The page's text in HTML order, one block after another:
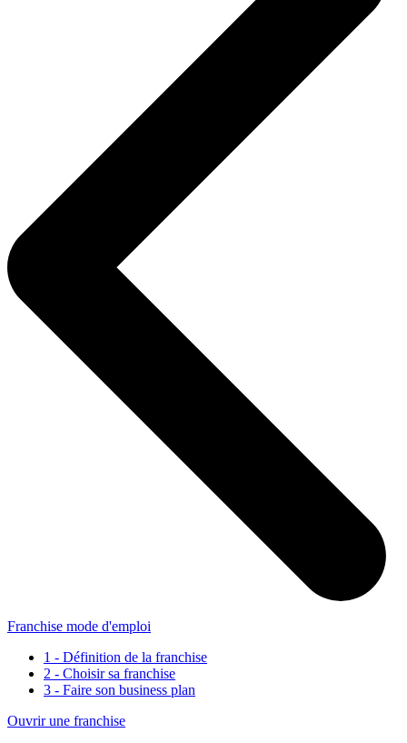
Franchise mode d'emploi
1 - Définition de la franchise
2 - Choisir sa franchise
3 - Faire son business plan
Ouvrir une franchise